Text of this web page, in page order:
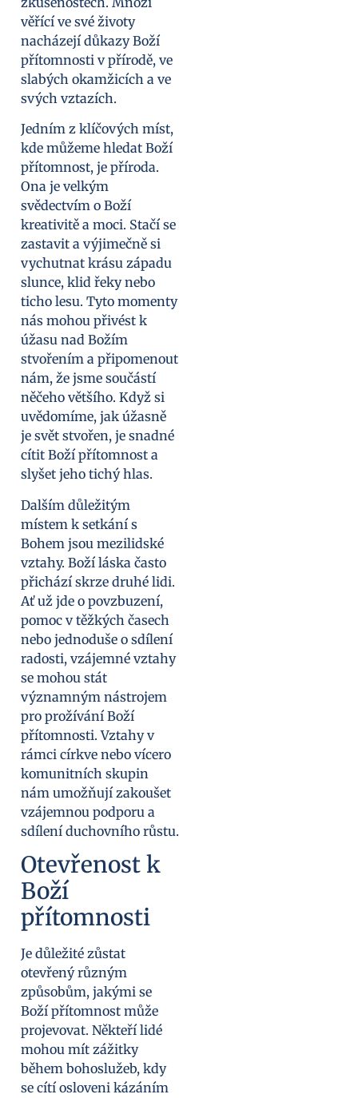
věřící ve své životy
nacházejí důkazy Boží
přítomnosti v přírodě, ve
slabých okamžicích a ve
svých vztazích.
Jedním z klíčových míst,
kde můžeme hledat Boží
přítomnost, je příroda.
Ona je velkým
svědectvím o Boží
kreativitě a moci. Stačí se
zastavit a výjimečně si
vychutnat krásu západu
slunce, klid řeky nebo
ticho lesu. Tyto momenty
nás mohou přivést k
úžasu nad Božím
stvořením a připomenout
nám, že jsme součástí
něčeho většího. Když si
uvědomíme, jak úžasně
je svět stvořen, je snadné
cítit Boží přítomnost a
slyšet jeho tichý hlas.
Dalším důležitým
místem k setkání s
Bohem jsou mezilidské
vztahy. Boží láska často
přichází skrze druhé lidi.
Ať už jde o povzbuzení,
pomoc v těžkých časech
nebo jednoduše o sdílení
radosti, vzájemné vztahy
se mohou stát
významným nástrojem
pro prožívání Boží
přítomnosti. Vztahy v
rámci církve nebo vícero
komunitních skupin
nám umožňují zakoušet
vzájemnou podporu a
sdílení duchovního růstu.
Otevřenost k
Boží
přítomnosti
Je důležité zůstat
otevřený různým
způsobům, jakými se
Boží přítomnost může
projevovat. Někteří lidé
mohou mít zážitky
během bohoslužeb, kdy
se cítí osloveni kázáním